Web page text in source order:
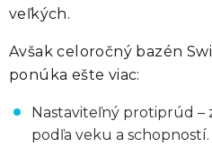
veľkých.
Avšak celoročný bazén
ponúka ešte viac:
Nastaviteľný protiprúd
podľa veku a